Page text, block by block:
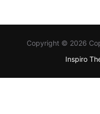
Copyright © 2026
Inspiro